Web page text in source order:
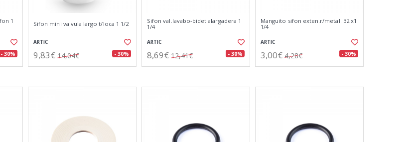
1
- 30%
Sifon mini valvula largo t/loca 1 1/2
ARTIC
9,83€ 14,04€ - 30%
Sifon val.lavabo-bidet alargadera 1
1/4
ARTIC
8,69€ 12,41€ - 30%
Manguito sifon exten.r/metal. 32 x1
1/4
ARTIC
3,00€ 4,28€ - 30%